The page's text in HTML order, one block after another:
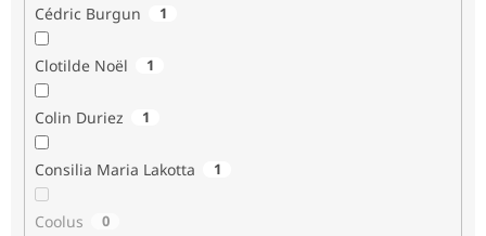
Cédric Burgun 1
Clotilde Noël 1
Colin Duriez 1
Consilia Maria Lakotta 1
Coolus 0